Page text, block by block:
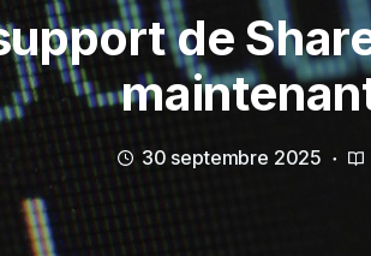
de
30 septembre 2025